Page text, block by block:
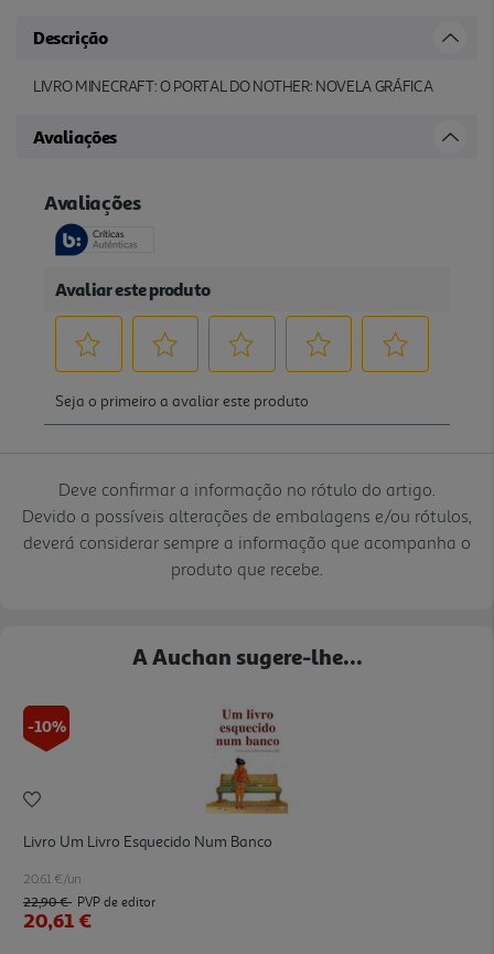
Descrição
LIVRO MINECRAFT: O PORTAL DO NOTHER: NOVELA GRÁFICA
Avaliações
Deve confirmar a informação no rótulo do artigo.
Devido a possíveis alterações de embalagens e/ou rótulos,
deverá considerar sempre a informação que acompanha o
produto que recebe.
A Auchan sugere-lhe...
-10%
Livro Um Livro Esquecido Num Banco
20.61 €/un
22,90 € PVP de editor
20,61 €